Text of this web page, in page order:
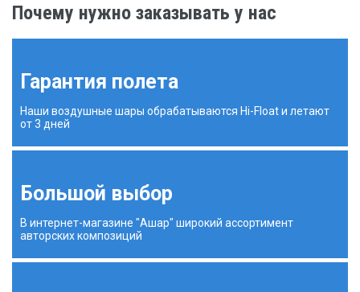
Почему нужно заказывать у нас
Гарантия полета
Наши воздушные шары обрабатываются Hi-Float и летают
от 3 дней
Большой выбор
В интернет-магазине "Ашар" широкий ассортимент
авторских композиций